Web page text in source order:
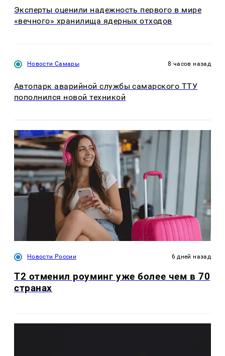
Эксперты оценили надежность первого в мире
«вечного» хранилища ядерных отходов
Новости Самары 8 часов назад
Автопарк аварийной службы самарского ТТУ
пополнился новой техникой
Новости России 6 дней назад
Т2 отменил роуминг уже более чем в 70
странах